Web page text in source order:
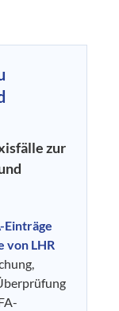
zur
Einträge
von LHR